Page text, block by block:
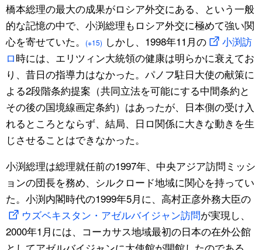
橋本総理の最大の成果がロシア外交にある、という一般
的な記憶の中で、小渕総理もロシア外交に極めて強い関
心を寄せていた。
(※15) しかし、1998年11月の
小渕訪
ロ時には、エリツィン大統領の健康は明らかに衰えてお
り、昔日の指導力はなかった。パノフ駐日大使の献策に
よる2段階条約提案（共同立法を可能にする中間条約と
その後の国境線画定条約）はあったが、日本側の受け入
れるところとならず、結局、日ロ関係に大きな動きを生
じさせることはできなかった。
小渕総理は総理就任前の1997年、中央アジア訪問ミッシ
ョンの団長を務め、シルクロード地域に関心を持ってい
た。小渕内閣時代の1999年5月に、高村正彦外務大臣の
ウズベキスタン・アゼルバイジャン訪問が実現し、
2000年1月には、コーカサス地域最初の日本の在外公館